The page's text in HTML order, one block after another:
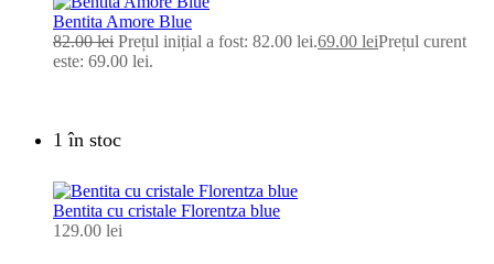
Bentita Amore Blue
82.00lei Prețul inițial a fost: 82.00 lei.69.00 leiPrețul curent
este: 69.00 lei.
1 în stoc
Bentita cu cristale Florentza blue
129.00 lei